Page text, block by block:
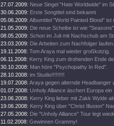
27.07.2009: Neue Singel "Hate Worldwide" im
30.06.2009: Erste Songtitel sind bekannt
05.06.2009: Albumtitel "World Painted Blood" ist
21.05.2009: Die neue Scheibe ist wie
08.05.2009: Schon im Juli mit Nachschub am
23.03.2009: Die Arbeiten zum Nachfolger laufen.
19.11.2008: Tom Araya mal wieder großkotzig.
06.11.2008: Kerry King zum drohenden Ende
30.10.2008: Man höre "Psychopathy In Red".
28.10.2008: im Studio!!!!!!!!!
19.07.2008: Araya gegen alternde Headbanger
01.07.2008: Unholy Alliance äschert Europa ein
23.06.2008: Kerry King lieber mit Zakk Wylde
19.06.2008: Kerry King über "Christ Illusion"
27.05.2008: Die "Unholy Alliance" Tour legt
11.02.2008: Gewinnen Grammy!